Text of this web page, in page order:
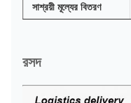
সাশ্রয়ী মূল্যের বিতরণ
রসদ